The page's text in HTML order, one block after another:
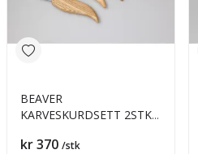
BEAVER
KARVESKURDSETT 2STK
Pris
kr 370 /stk